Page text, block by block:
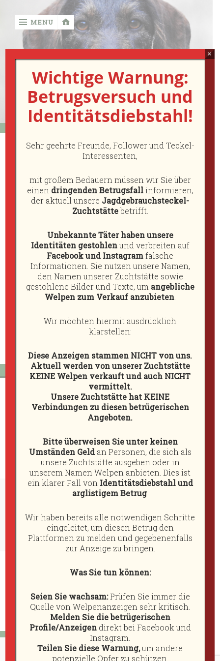
Diebesstiege
Vom
Jäger
Auszeichnungen
Deckrüden
Wurfplanung
Nachzucht
Welpenanfrage
Kontakt
Impressum
MENU
Links
Haftung für Links
Webseiten, auf deren Inhalte wir keinen Einfluss
haben. Deshalb können wir für diese fremden
Inhalte auch keine Gewähr übernehmen. Für die
Inhalte der verlinkten Seiten ist der jeweilige
Anbieter verantwortlich. Die Seiten wurden zum
Zeitpunkt der Verlinkung auf mögliche
Rechtsverstöße überprüft. Eine permanente
konkrete Anhaltspunkte nicht zumutbar. Bei
bekannt werden von Rechtsverletzungen werden
Adresse
Proudly powered by WordPress|Theme: Kent byPro Theme
Wichtige Warnung:
Betrugsversuch und
Identitätsdiebstahl!
Sehr geehrte Freunde, Follower und Teckel-
Interessenten,
mit großem Bedauern müssen wir Sie über
einen dringenden Betrugsfallinformieren,
der aktuell unsere Jagdgebrauchsteckel-
Zuchtstättebetrifft.
Unbekannte Täter haben unsere
Identitäten gestohlenund verbreiten auf
Facebook und Instagramfalsche
Informationen. Sie nutzen unsere Namen,
den Namen unserer Zuchtstätte sowie
gestohlene Bilder und Texte, um angebliche
Welpen zum Verkauf anzubieten.
Wir möchten hiermit ausdrücklich
klarstellen:
Diese Anzeigen stammen NICHT von uns.
Aktuell werden von unserer Zuchtstätte
KEINE Welpen verkauft und auch NICHT
vermittelt.
Unsere Zuchtstätte hat KEINE
Verbindungen zu diesen betrügerischen
Angeboten.
Bitte überweisen Sie unter keinen
Umständen Geldan Personen, die sich als
unsere Zuchtstätte ausgeben oder in
unserem Namen Welpen anbieten. Dies ist
ein klarer Fall von Identitätsdiebstahl und
arglistigem Betrug.
Wir haben bereits alle notwendigen Schritte
eingeleitet, um diesen Betrug den
Plattformen zu melden und gegebenenfalls
zur Anzeige zu bringen.
Was Sie tun können:
Seien Sie wachsam:Prüfen Sie immer die
Quelle von Welpenanzeigen sehr kritisch.
Melden Sie die betrügerischen
Profile/Anzeigendirekt bei Facebook und
Instagram.
Teilen Sie diese Warnung,um andere
potenzielle Opfer zu schützen.
×